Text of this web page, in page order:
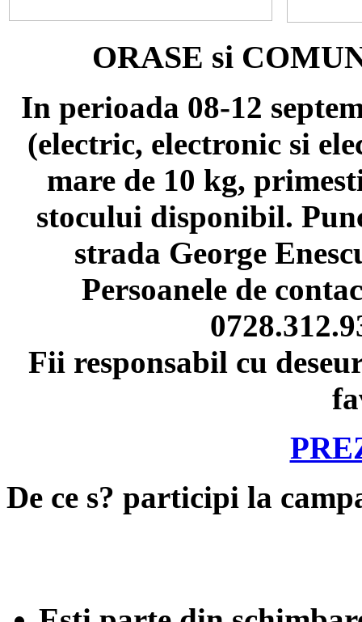
ORASE si
In perioada 08-12
(electric, electronic si
mare de 10 kg,
stocului disponibil.
strada George
Persoanele de
Fii responsabil cu
De ce s? participi la